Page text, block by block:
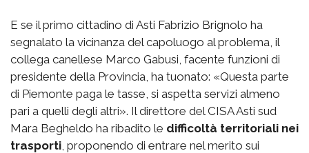
E se il primo cittadino di Asti Fabrizio Brignolo ha
segnalato la vicinanza del capoluogo al problema, il
collega canellese Marco Gabusi, facente funzioni di
presidente della Provincia, ha tuonato: «Questa parte
di Piemonte paga le tasse, si aspetta servizi almeno
pari a quelli degli altri». Il direttore del CISA Asti sud
Mara Begheldo ha ribadito le difficoltà territoriali nei
trasporti , proponendo di entrare nel merito sui